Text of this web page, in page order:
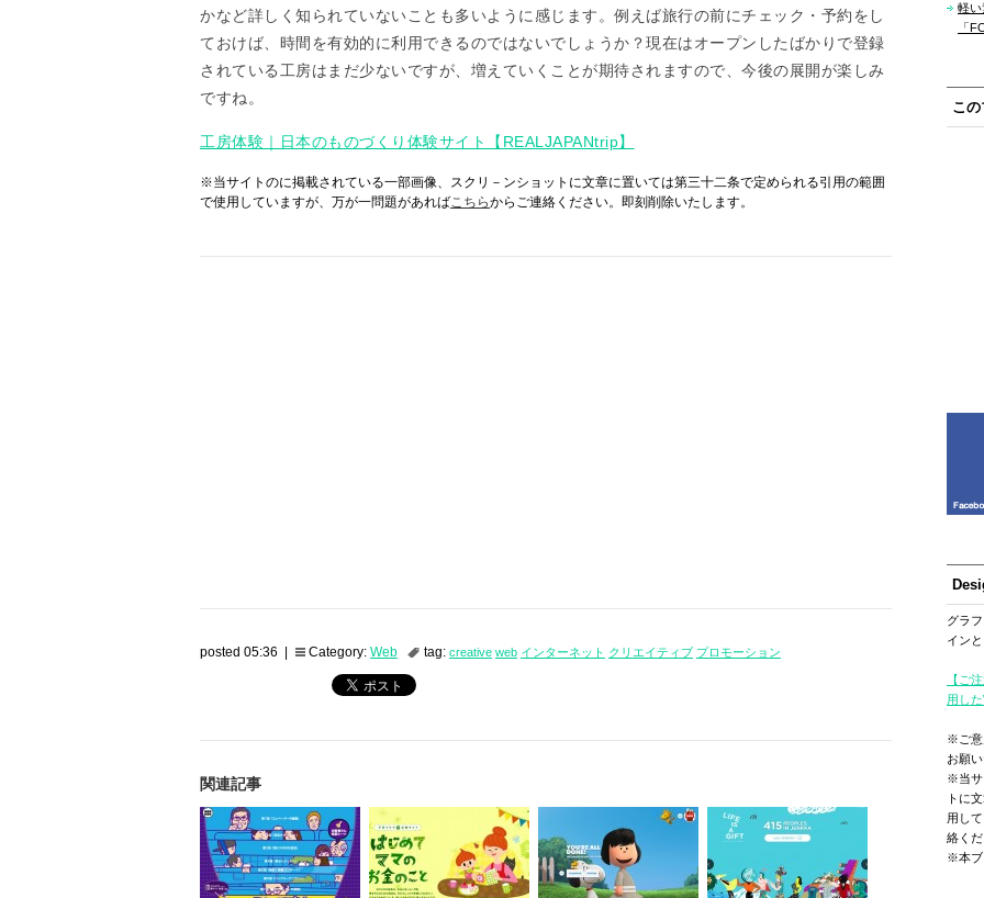
かなど詳しく知られていないことも多いように感じます。例えば旅行の前にチェック・予約をし
ておけば、時間を有効的に利用できるのではないでしょうか？現在はオープンしたばかりで登録
されている工房はまだ少ないですが、増えていくことが期待されますので、今後の展開が楽しみ
ですね。
工房体験｜日本のものづくり体験サイト【REALJAPANtrip】
※当サイトのに掲載されている一部画像、スクリ－ンショットに文章に置いては第三十二条で定められる引用の範囲
で使用していますが、万が一問題があればこちらからご連絡ください。即刻削除いたします。
posted 05:36 | Category: Web tag: creative web インターネット クリエイティブ プロモーション
関連記事
軽い
「
こ
グラ
イン
【ご
用し
※ご意
お願
※当サ
トに
用し
絡く
※本ブ